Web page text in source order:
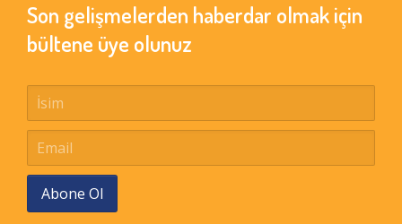
Son gelişmelerden haberdar olmak için
bültene üye olunuz
Abone Ol